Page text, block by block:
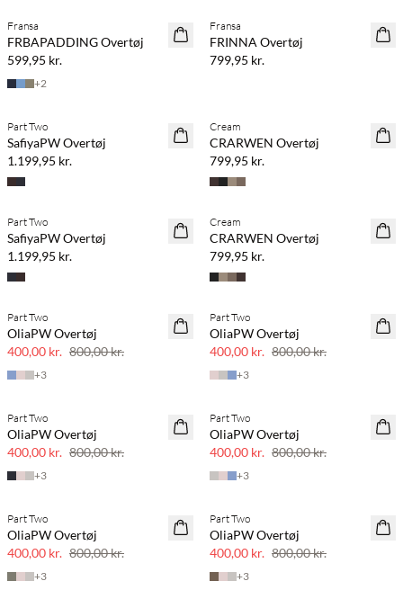
NYHED
Fransa
FRBAPADDING Overtøj
599,95 kr.
+2
NYHED
Fransa
FRINNA Overtøj
799,95 kr.
NYHED
Part Two
SafiyaPW Overtøj
1.199,95 kr.
NYHED
Cream
CRARWEN Overtøj
799,95 kr.
NYHED
Part Two
SafiyaPW Overtøj
1.199,95 kr.
NYHED
Køb min. 2 & spar 20%
Cream
CRARWEN Overtøj
799,95 kr.
SAVE20
Part Two
OliaPW Overtøj
400,00 kr. 800,00 kr.
+3
SAVE20
Part Two
OliaPW Overtøj
400,00 kr. 800,00 kr.
+3
SAVE20
Part Two
OliaPW Overtøj
400,00 kr. 800,00 kr.
+3
SAVE20
Part Two
OliaPW Overtøj
400,00 kr. 800,00 kr.
+3
SAVE20
Part Two
OliaPW Overtøj
400,00 kr. 800,00 kr.
+3
SAVE20
Part Two
OliaPW Overtøj
400,00 kr. 800,00 kr.
+3